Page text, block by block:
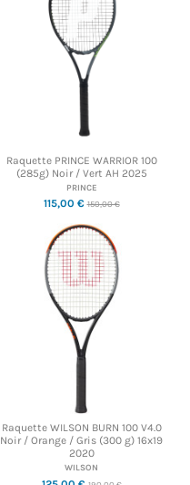
Raquette PRINCE WARRIOR 100
(285g) Noir / Vert AH 2025
PRINCE
115,00 €150,00 €
Raquette WILSON BURN 100 V4.0
Noir / Orange / Gris (300 g) 16x19
2020
WILSON